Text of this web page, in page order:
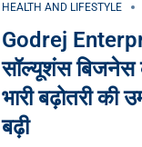
HEALTH AND LIFESTYLE
Godrej
सॉल्यूशंस बिजनेस
भारी बढ़ोतरी की
बढ़ी